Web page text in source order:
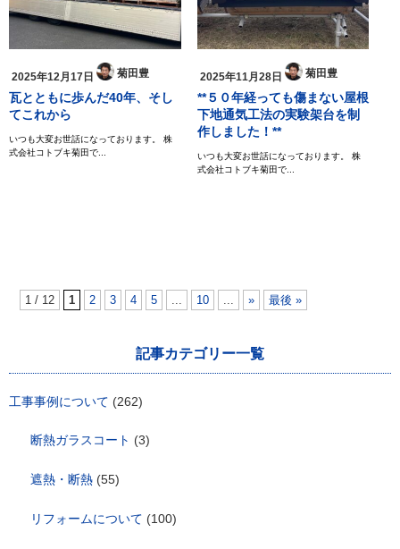
2025年12月17日 菊田豊
瓦とともに歩んだ40年、そし
てこれから
いつも大変お世話になっております。 株
式会社コトブキ菊田で...
2025年11月28日 菊田豊
**５０年経っても傷まない屋根
下地通気工法の実験架台を制
作しました！**
いつも大変お世話になっております。 株
式会社コトブキ菊田で...
1 / 12 1 2 3 4 5 ... 10 ... » 最後 »
記事カテゴリー一覧
工事事例について (262)
断熱ガラスコート (3)
遮熱・断熱 (55)
リフォームについて (100)